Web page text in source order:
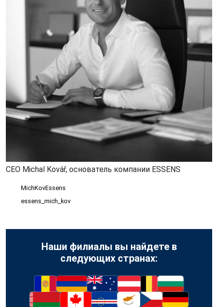
CEO Michal Kovář, основатель компании ESSENS
MichKovEssens
essens_mich_kov
Наши филиалы вы найдете в
следующих странах: